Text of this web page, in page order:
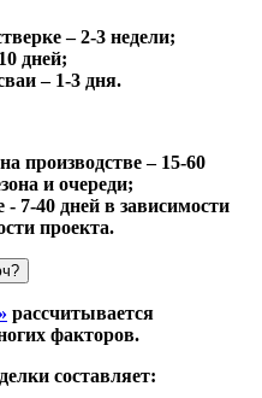
– 2-3 недели;
дней;
– 1-3 дня.
производстве – 15-60
и очереди;
- 7-40 дней в зависимости
проекта.
рассчитывается
факторов.
составляет: